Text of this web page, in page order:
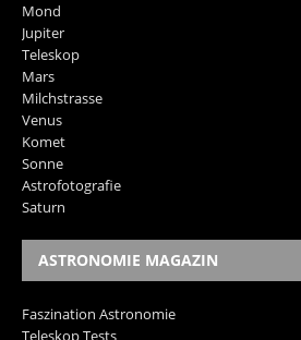
Mond
Jupiter
Teleskop
Mars
Milchstrasse
Venus
Komet
Sonne
Astrofotografie
Saturn
ASTRONOMIE MAGAZIN
Faszination Astronomie
Teleskop Tests